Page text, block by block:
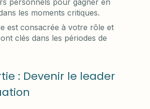
les moments critiques.
est consacrée à votre rôle et
clés dans les périodes de
: Devenir le leader